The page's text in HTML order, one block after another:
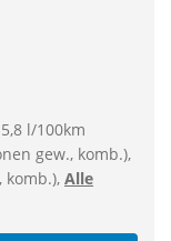
l/100km
gew., komb.),
komb.), Alle